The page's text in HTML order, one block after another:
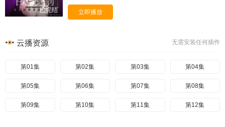
已完结 立即播放
无需安装任何插件
云播资源
第01集 第02集 第03集 第04集
第05集 第06集 第07集 第08集
第09集 第10集 第11集 第12集